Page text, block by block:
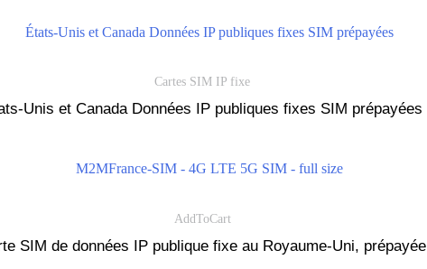
Cartes SIM IP fixe
Unis et Canada Données IP publiques fixes SIM prépayées
AddToCart
SIM de données IP publique fixe au Royaume-Uni, prépayée